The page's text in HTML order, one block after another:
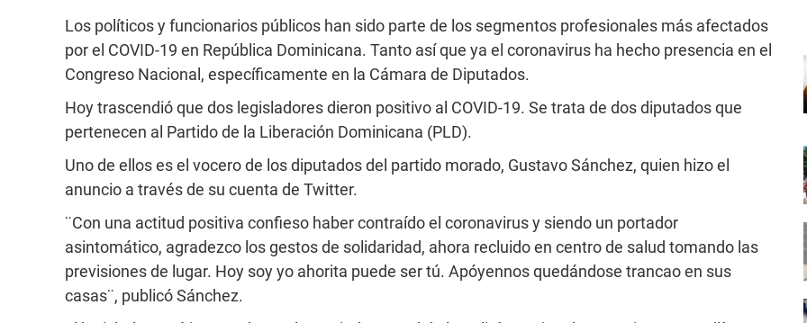
Los políticos y funcionarios públicos han sido parte de los segmentos profesionales más afectados
por el COVID-19 en República Dominicana. Tanto así que ya el coronavirus ha hecho presencia en el
Congreso Nacional, específicamente en la Cámara de Diputados.
Hoy trascendió que dos legisladores dieron positivo al COVID-19. Se trata de dos diputados que
pertenecen al Partido de la Liberación Dominicana (PLD).
Uno de ellos es el vocero de los diputados del partido morado, Gustavo Sánchez, quien hizo el
anuncio a través de su cuenta de Twitter.
¨Con una actitud positiva confieso haber contraído el coronavirus y siendo un portador
asintomático, agradezco los gestos de solidaridad, ahora recluido en centro de salud tomando las
previsiones de lugar. Hoy soy yo ahorita puede ser tú. Apóyennos quedándose trancao en sus
casas¨, publicó Sánchez.